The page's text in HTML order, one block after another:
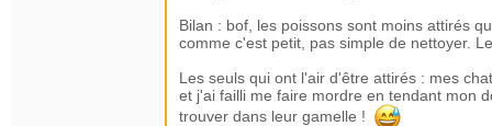
Bilan : bof, les poissons sont moins attirés
comme c'est petit, pas simple de nettoyer.
Les seuls qui ont l'air d'être attirés : mes
et j'ai failli me faire mordre en tendant mon
trouver dans leur gamelle !